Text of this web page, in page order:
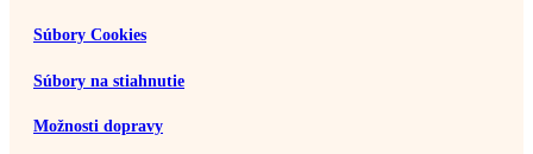
Súbory Cookies
Súbory na stiahnutie
Možnosti dopravy